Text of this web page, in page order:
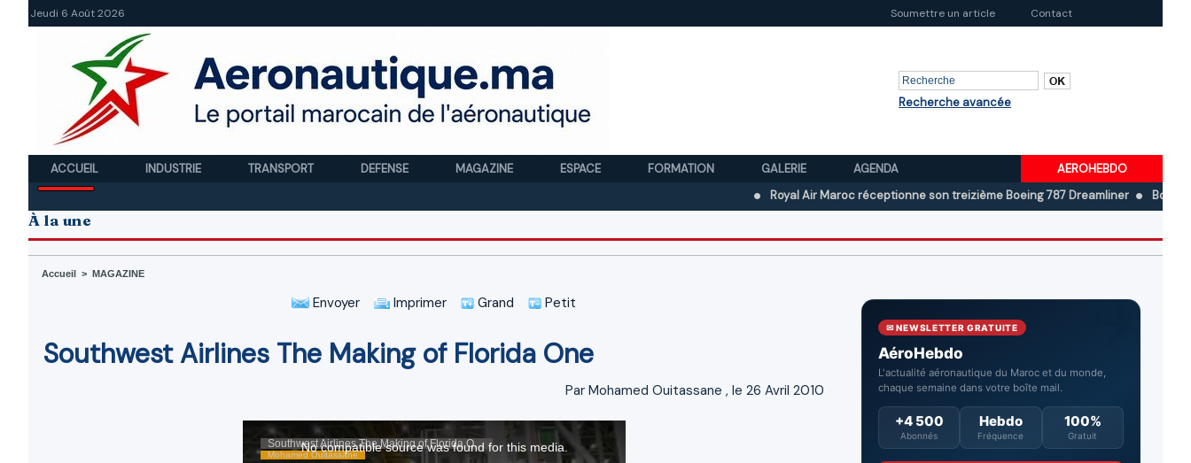
Jeudi 6 Août 2026 Soumettre un article Contact
Recherche avancée
ACCUEIL INDUSTRIE TRANSPORT DEFENSE MAGAZINE ESPACE FORMATION GALERIE AGENDA
AEROHEBDO
Royal Air Maroc réceptionne son treizième Boeing 787 Dreamliner
Boeing au
À la une
Accueil > MAGAZINE
Envoyer Imprimer Grand Petit
Southwest Airlines The Making of Florida One
Par Mohamed Ouitassane , le 26 Avril 2010
✉ NEWSLETTER GRATUITE
AéroHebdo
L'actualité aéronautique du Maroc et du monde,
chaque semaine dans votre boîte mail.
+4 500
Abonnés
Hebdo
Fréquence
100%
Gratuit